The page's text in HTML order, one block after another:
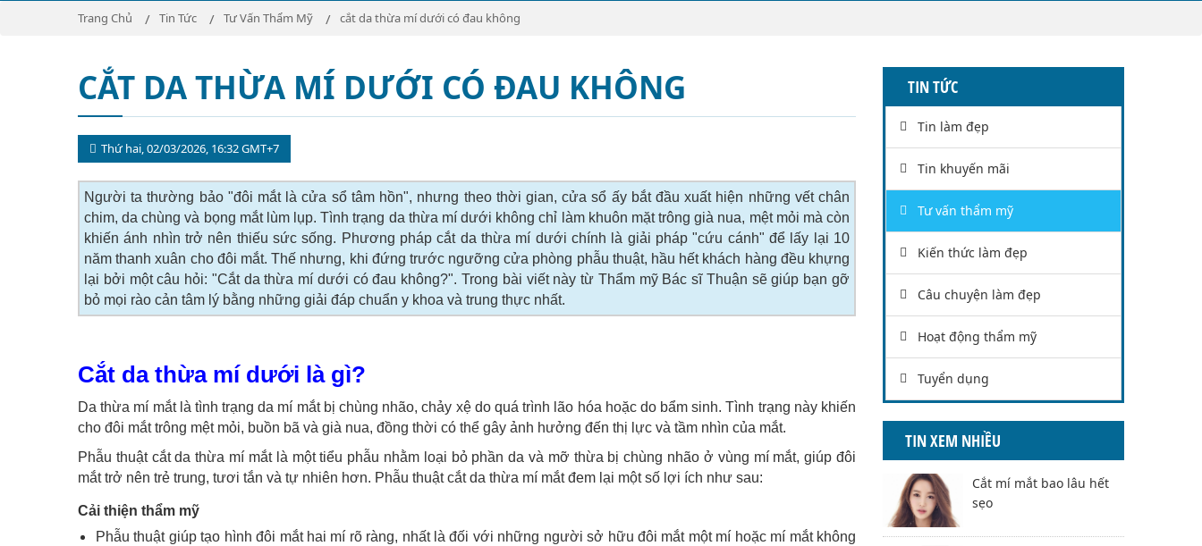
Trang Chủ Tin Tức Tư Vấn Thẩm Mỹ cắt da thừa mí dưới có đau không
CẮT DA THỪA MÍ DƯỚI CÓ ĐAU KHÔNG
Thứ hai, 02/03/2026, 16:32 GMT+7
Người ta thường bảo "đôi mắt là cửa sổ tâm hồn", nhưng theo thời gian, cửa sổ ấy bắt đầu xuất hiện những vết chân
chim, da chùng và bọng mắt lùm lụp. Tình trạng da thừa mí dưới không chỉ làm khuôn mặt trông già nua, mệt mỏi mà còn
khiến ánh nhìn trở nên thiếu sức sống. Phương pháp cắt da thừa mí dưới chính là giải pháp "cứu cánh" để lấy lại 10
năm thanh xuân cho đôi mắt. Thế nhưng, khi đứng trước ngưỡng cửa phòng phẫu thuật, hầu hết khách hàng đều khựng
lại bởi một câu hỏi: "Cắt da thừa mí dưới có đau không?". Trong bài viết này từ Thẩm mỹ Bác sĩ Thuận sẽ giúp bạn gỡ
bỏ mọi rào cản tâm lý bằng những giải đáp chuẩn y khoa và trung thực nhất.
Cắt da thừa mí dưới là gì?
Da thừa mí mắt là tình trạng da mí mắt bị chùng nhão, chảy xệ do quá trình lão hóa hoặc do bẩm sinh. Tình trạng này khiến
cho đôi mắt trông mệt mỏi, buồn bã và già nua, đồng thời có thể gây ảnh hưởng đến thị lực và tầm nhìn của mắt.
Phẫu thuật cắt da thừa mí mắt là một tiểu phẫu nhằm loại bỏ phần da và mỡ thừa bị chùng nhão ở vùng mí mắt, giúp đôi
mắt trở nên trẻ trung, tươi tắn và tự nhiên hơn. Phẫu thuật cắt da thừa mí mắt đem lại một số lợi ích như sau:
Cải thiện thẩm mỹ
Phẫu thuật giúp tạo hình đôi mắt hai mí rõ ràng, nhất là đối với những người sở hữu đôi mắt một mí hoặc mí mắt không
TIN TỨC
Tin làm đẹp
Tin khuyến mãi
Tư vấn thẩm mỹ
Kiến thức làm đẹp
Câu chuyện làm đẹp
Hoạt động thẩm mỹ
Tuyển dụng
TIN XEM NHIỀU
Cắt mí mắt bao lâu hết
sẹo